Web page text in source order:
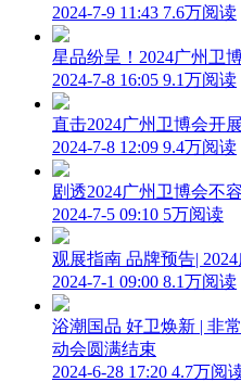
2024-7-9 11:43 7.6万阅读
星品纷呈！2024广州卫
2024-7-8 16:05 9.1万阅读
直击2024广州卫博会开
2024-7-8 12:09 9.4万阅读
剧透2024广州卫博会不
2024-7-5 09:10 5万阅读
观展指南 品牌预告|
2024-7-1 09:00 8.1万阅读
浴潮国品 好卫焕新 | 非
动会圆满结束
2024-6-28 17:20 4.7万阅